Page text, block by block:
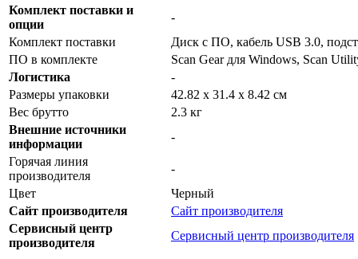
Комплект поставки и
опции
-
Комплект поставки
Диск с ПО, кабель USB 3.0,
ПО в комплекте
Scan Gear для Windows, Scan
Логистика
-
Размеры упаковки
42.82 x 31.4 x 8.42 см
Вес брутто
2.3 кг
Внешние источники
информации
-
Горячая линия
производителя
-
Цвет
Черный
Сайт производителя
Сайт производителя
Сервисный центр
производителя
Сервисный центр производителя